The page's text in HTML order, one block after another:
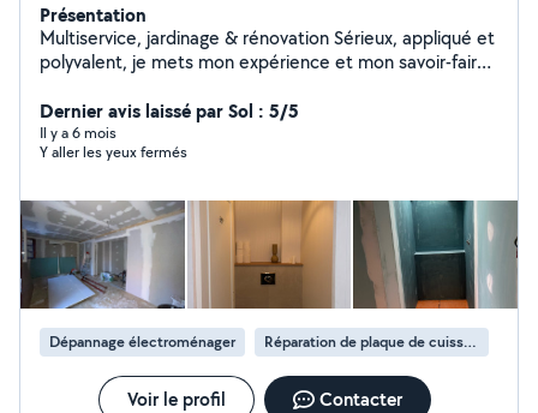
Présentation
Multiservice, jardinage & rénovation Sérieux, appliqué et
polyvalent, je mets mon expérience et mon savoir-faire
comme en extérieur. Ingénieur de formation et
passionné par le travail bien fait, j'interviens avec soin et
efficacité pour vos projets de jardinage, aménagements
pas à me faire confiance ou à me contacter pour
échanger sur vos besoins.
Dernier avis laissé par Sol : 5/5
Il y a 6 mois
Y aller les yeux fermés
Dépannage électroménager Réparation de plaque de cuisson
Voir le profil Contacter